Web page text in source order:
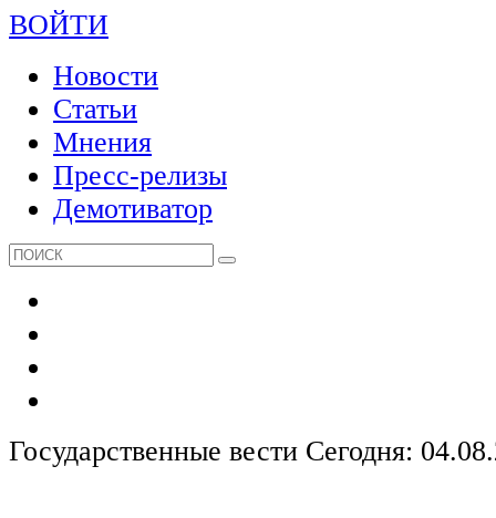
ВОЙТИ
Новости
Статьи
Мнения
Пресс-релизы
Демотиватор
Государственные вести Сегодня: